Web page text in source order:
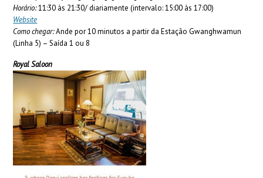
Horário:11:30 às 21:30/ diariamente (intervalo: 15:00 às 17:00)
Website
Como chegar:Ande por 10 minutos a partir da Estação Gwanghwamun
(Linha 5) – Saída 1 ou 8
Royal Saloon